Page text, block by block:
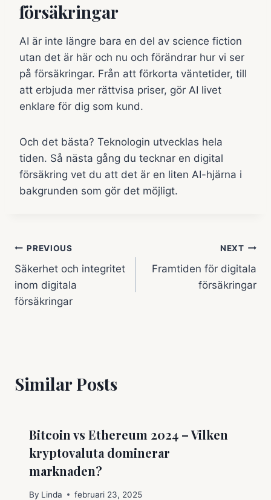
försäkringar
AI är inte längre bara en del av science fiction
utan det är här och nu och förändrar hur vi ser
på försäkringar. Från att förkorta väntetider, till
att erbjuda mer rättvisa priser, gör AI livet
enklare för dig som kund.
Och det bästa? Teknologin utvecklas hela
tiden. Så nästa gång du tecknar en digital
försäkring vet du att det är en liten AI-hjärna i
bakgrunden som gör det möjligt.
Inläggsnavigering
PREVIOUS
Säkerhet och integritet
inom digitala
försäkringar
NEXT
Framtiden för digitala
försäkringar
Similar Posts
Bitcoin vs Ethereum 2024 – Vilken
kryptovaluta dominerar
marknaden?
By Linda februari 23, 2025